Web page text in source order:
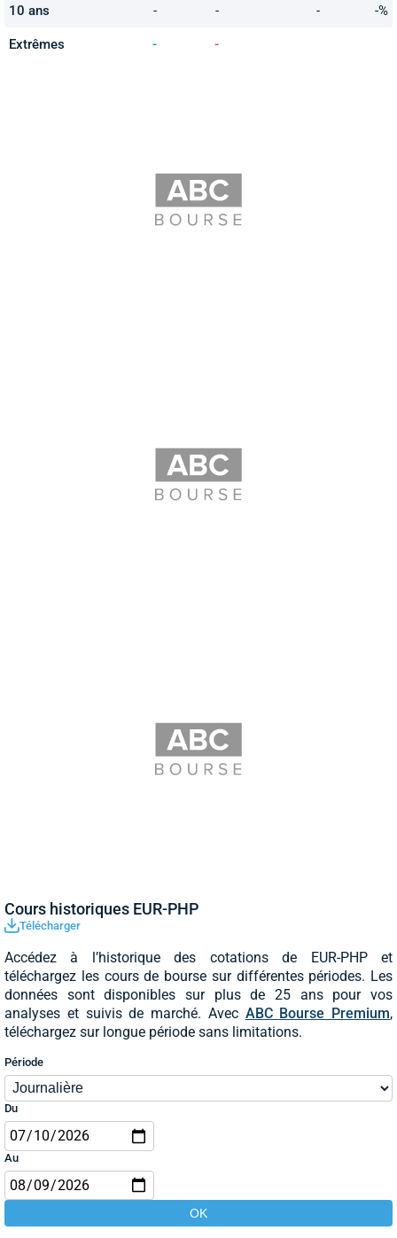
10 ans - - - -%
Extrêmes - -
Cours historiques EUR-PHP
Télécharger
Accédez à l’historique des cotations de EUR-PHP et
téléchargez les cours de bourse sur différentes périodes. Les
données sont disponibles sur plus de 25 ans pour vos
analyses et suivis de marché. Avec ABC Bourse Premium,
téléchargez sur longue période sans limitations.
Période
Du
Au